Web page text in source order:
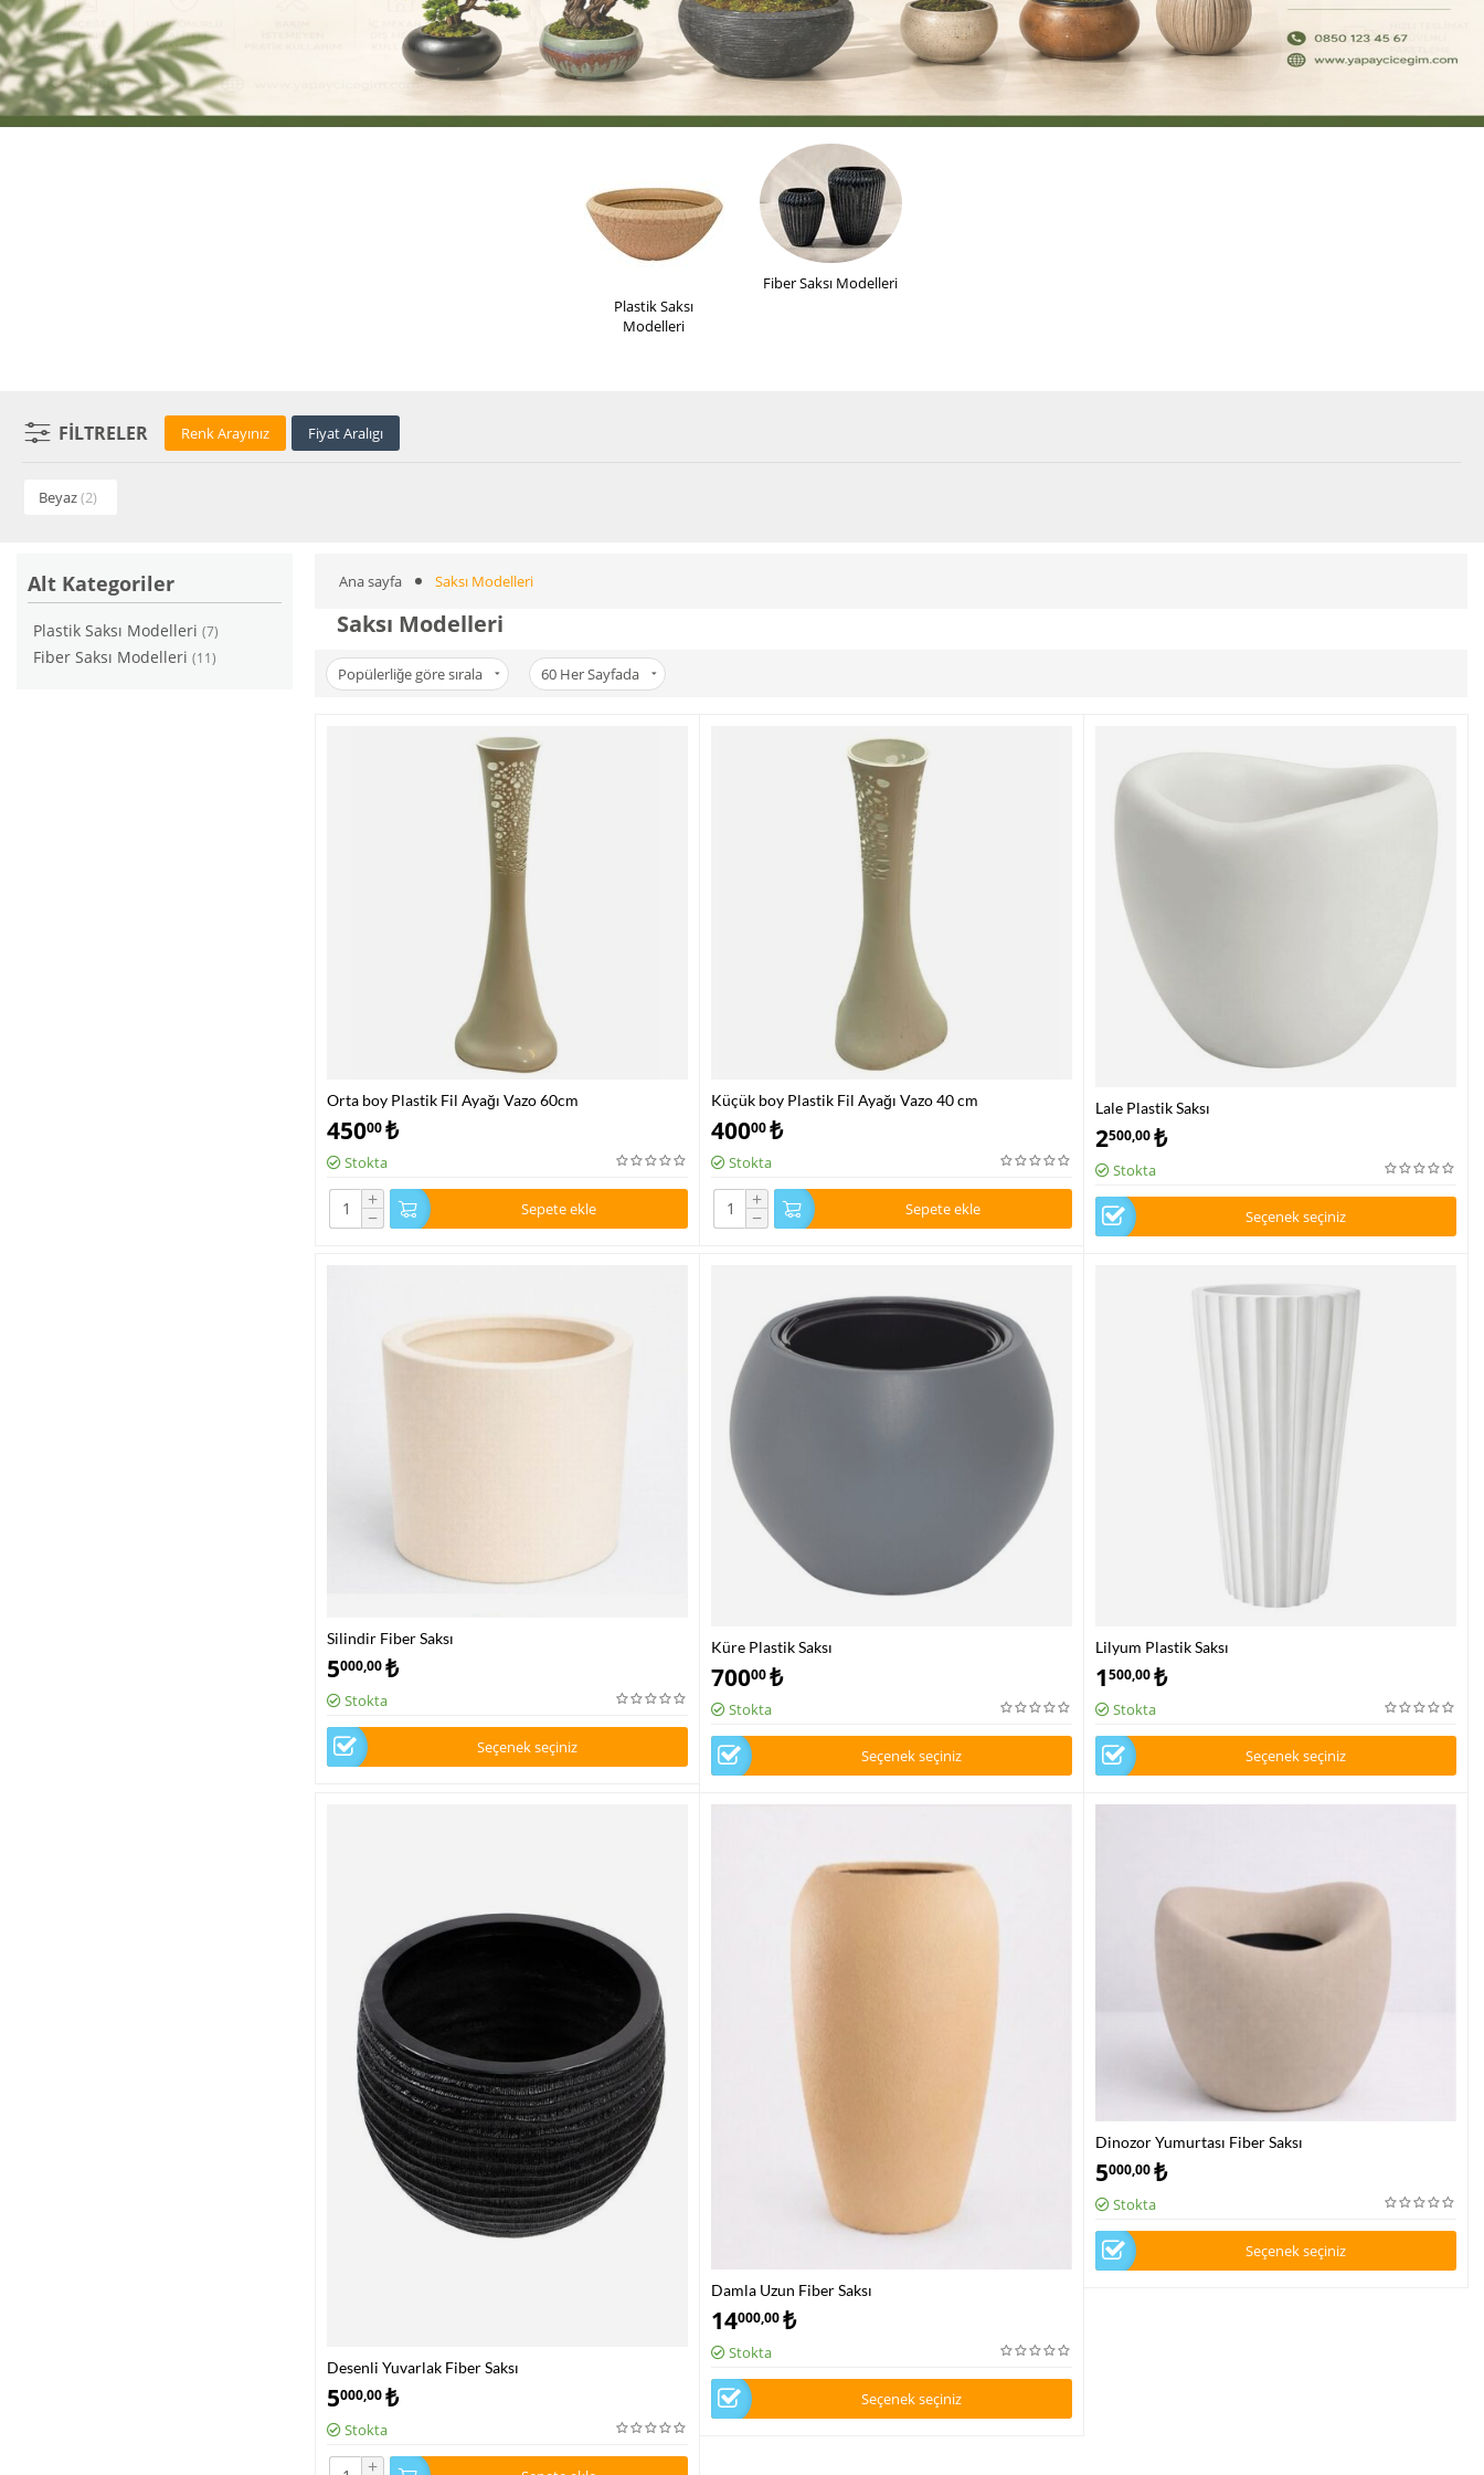
Plastik Saksı
Modelleri
Fiber Saksı Modelleri
FILTRELER Renk Arayınız Fiyat Aralıgı
Beyaz(2)
Alt Kategoriler
Plastik Saksı Modelleri (7)
Fiber Saksı Modelleri (11)
Ana sayfa Saksı Modelleri
Saksı Modelleri
Popülerliğe göre sırala 60 Her Sayfada
Orta boy Plastik Fil Ayağı Vazo 60cm
45000₺
Stokta
+
− Sepete ekle
Küçük boy Plastik Fil Ayağı Vazo 40 cm
40000₺
Stokta
+
− Sepete ekle
Lale Plastik Saksı
2500,00₺
Stokta
Seçenek seçiniz
Silindir Fiber Saksı
5000,00₺
Stokta
Seçenek seçiniz
Küre Plastik Saksı
70000₺
Stokta
Seçenek seçiniz
Lilyum Plastik Saksı
1500,00₺
Stokta
Seçenek seçiniz
Desenli Yuvarlak Fiber Saksı
5000,00₺
Stokta
+
Damla Uzun Fiber Saksı
14000,00₺
Stokta
Seçenek seçiniz
Dinozor Yumurtası Fiber Saksı
5000,00₺
Stokta
Seçenek seçiniz